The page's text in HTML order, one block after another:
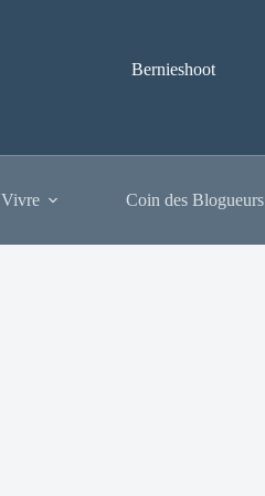
Bernieshoot
Coin des Blogueurs